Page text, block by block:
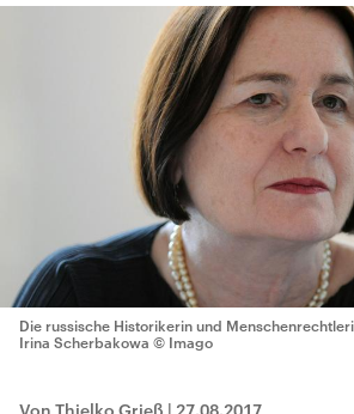
Die russische Historikerin und
Irina Scherbakowa © Imago
Von Thielko Grieß | 27.08.2017